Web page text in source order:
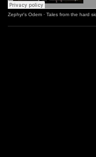
Zephyr's Odem · Tales from the hard